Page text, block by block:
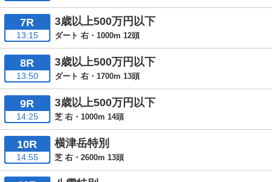
7R
13:15
3歳以上500万円以下
ダート 右・1000m 12頭
8R
13:50
3歳以上500万円以下
ダート 右・1700m 13頭
9R
14:25
3歳以上500万円以下
芝 右・1000m 14頭
10R
14:55
横津岳特別
芝 右・2600m 13頭